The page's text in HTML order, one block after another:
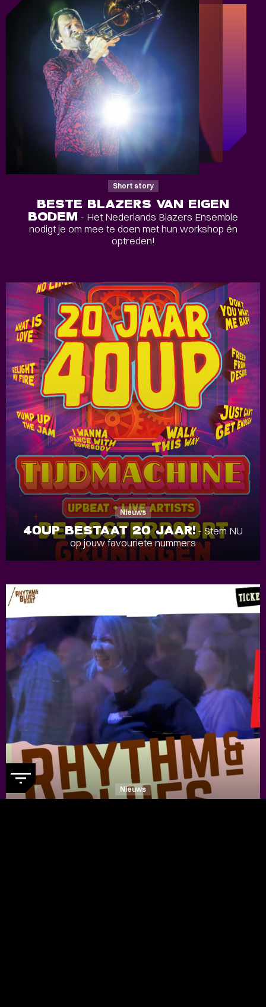
Short story
BESTE BLAZERS VAN EIGEN
BODEM - Het Nederlands Blazers Ensemble
nodigt je om mee te doen met hun workshop én
optreden!
Nieuws
40UP BESTAAT 20 JAAR!- Stem NU
op jouw favouriete nummers
Nieuws